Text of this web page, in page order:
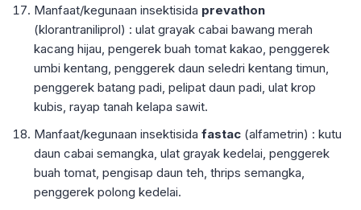
Manfaat/kegunaan insektisida prevathon
(klorantraniliprol) : ulat grayak cabai bawang merah
kacang hijau, pengerek buah tomat kakao, penggerek
umbi kentang, penggerek daun seledri kentang timun,
penggerek batang padi, pelipat daun padi, ulat krop
kubis, rayap tanah kelapa sawit.
Manfaat/kegunaan insektisidafastac (alfametrin) : kutu
daun cabai semangka, ulat grayak kedelai, penggerek
buah tomat, pengisap daun teh, thrips semangka,
penggerek polong kedelai.